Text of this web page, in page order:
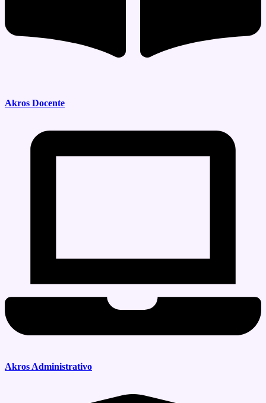
Akros Docente
Akros Administrativo